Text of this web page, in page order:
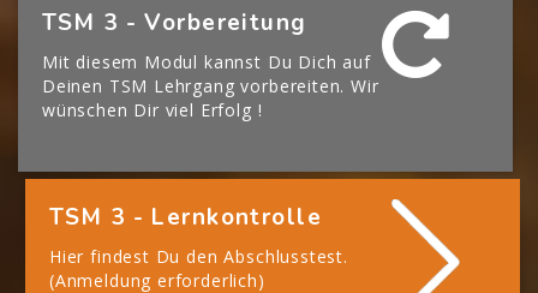
TSM 3 - Vorbereitung
Mit diesem Modul kannst Du Dich auf
Deinen TSM Lehrgang vorbereiten. Wir
wünschen Dir viel Erfolg !
TSM 3 - Lernkontrolle
Hier findest Du den Abschlusstest.
(Anmeldung erforderlich)